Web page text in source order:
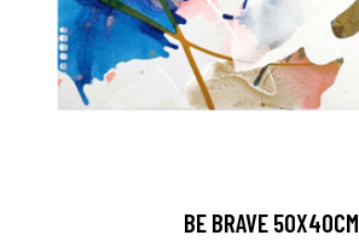
BE BRAVE 50X40CM